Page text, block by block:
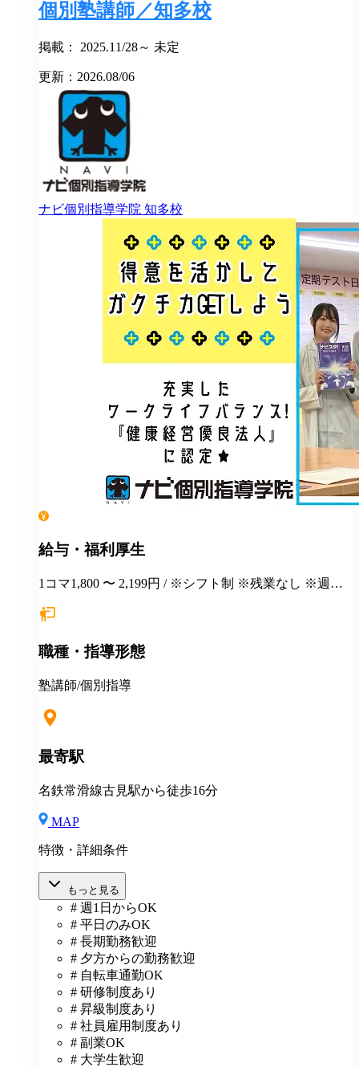
個別塾講師／知多校
掲載： 2025.11/28～ 未定
更新：2026.08/06
ナビ個別指導学院 知多校
給与・福利厚生
1コマ1,800 〜 2,199円 / ※シフト制 ※残業なし ※週１
等にも別途お支払いします(規定あり) ＊有給休暇あり
度あり⇒グループ会社の割引制度が使えます！ ＊産
あり(社会人講師で月87時間以上の勤務がある方が対
職種・指導形態
塾講師/個別指導
最寄駅
名鉄常滑線古見駅から徒歩16分
MAP
特徴・詳細条件
もっと見る
# 週1日からOK
# 平日のみOK
# 長期勤務歓迎
# 夕方からの勤務歓迎
# 自転車通勤OK
# 研修制度あり
# 昇級制度あり
# 社員雇用制度あり
# 副業OK
# 大学生歓迎